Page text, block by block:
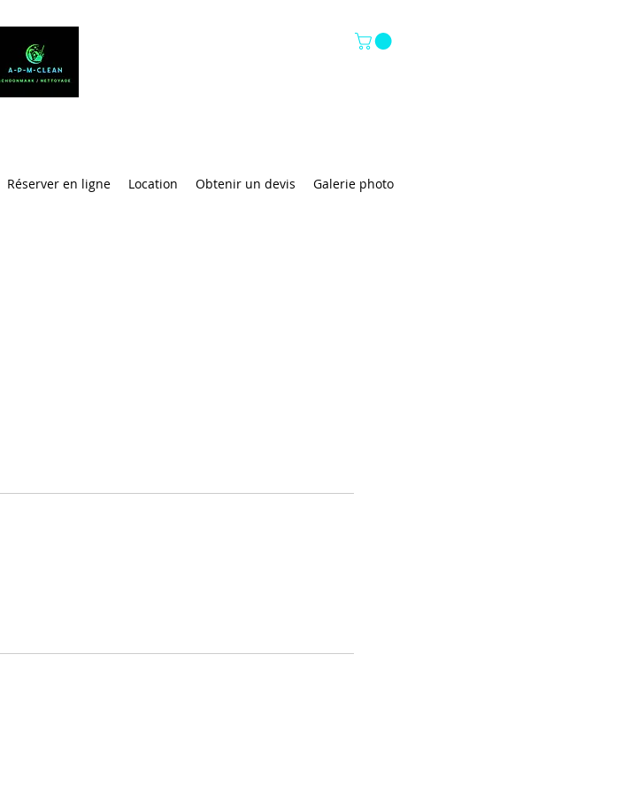
Réserver en ligne Location Obtenir un devis Galerie photo